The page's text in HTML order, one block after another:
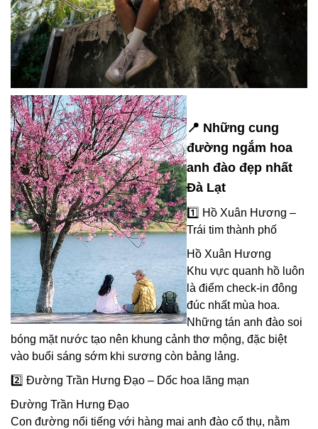
📍 Những cung
đường ngắm hoa
anh đào đẹp nhất
Đà Lạt
1️⃣ Hồ Xuân Hương –
Trái tim thành phố
Hồ Xuân Hương
Khu vực quanh hồ luôn
là điểm check-in đông
đúc nhất mùa hoa.
Những tán anh đào soi
bóng mặt nước tạo nên khung cảnh thơ mộng, đặc biệt
vào buổi sáng sớm khi sương còn bảng lảng.
2️⃣ Đường Trần Hưng Đạo – Dốc hoa lãng mạn
Đường Trần Hưng Đạo
Con đường nổi tiếng với hàng mai anh đào cổ thụ, nằm